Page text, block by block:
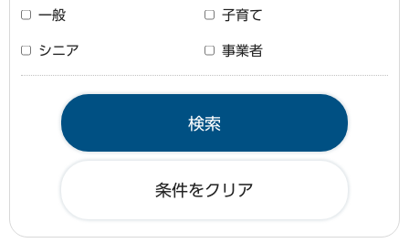
一般 子育て
シニア 事業者
条件をクリア